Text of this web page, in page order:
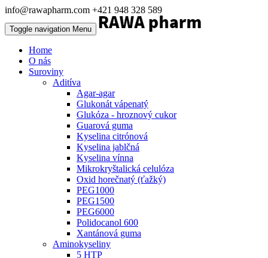
info@rawapharm.com +421 948 328 589
Toggle navigation Menu
Home
O nás
Suroviny
Aditíva
Agar-agar
Glukonát vápenatý
Glukóza - hroznový cukor
Guarová guma
Kyselina citrónová
Kyselina jablčná
Kyselina vínna
Mikrokryštalická celulóza
Oxid horečnatý (ťažký)
PEG1000
PEG1500
PEG6000
Polidocanol 600
Xantánová guma
Aminokyseliny
5 HTP